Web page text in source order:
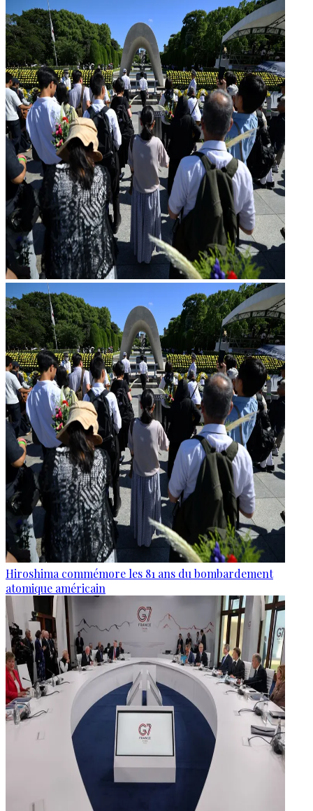
Hiroshima commémore les 81 ans du bombardement
atomique américain